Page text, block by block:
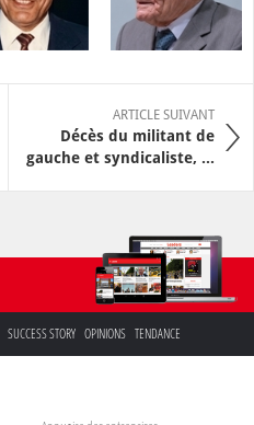
ARTICLE SUIVANT
Décès du militant de
gauche et syndicaliste, ...
SUCCESS STORY OPINIONS TENDANCE